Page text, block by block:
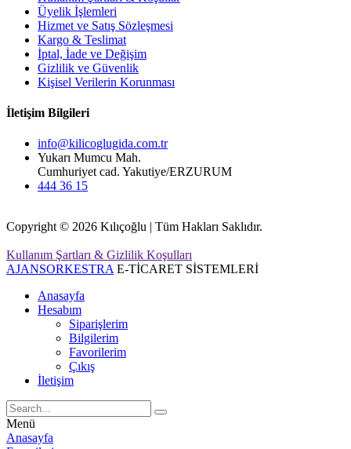
Üyelik İşlemleri
Hizmet ve Satış Sözleşmesi
Kargo & Teslimat
İptal, İade ve Değişim
Gizlilik ve Güvenlik
Kişisel Verilerin Korunması
İletişim Bilgileri
info@kilicoglugida.com.tr
Yukarı Mumcu Mah.
Cumhuriyet cad. Yakutiye/ERZURUM
444 36 15
Copyright © 2026 Kılıçoğlu | Tüm Hakları Saklıdır.
Kullanım Şartları & Gizlilik Koşulları
AJANSORKESTRA E-TİCARET SİSTEMLERİ
Anasayfa
Hesabım
Siparişlerim
Bilgilerim
Favorilerim
Çıkış
İletişim
Menü
Anasayfa